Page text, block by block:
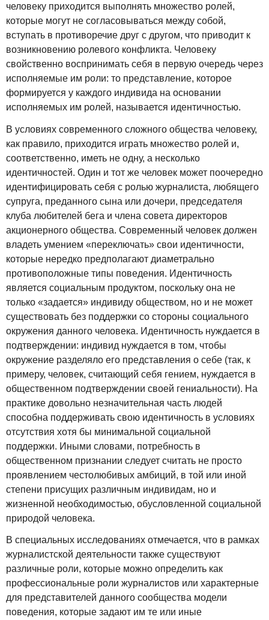
человеку приходится выполнять множество ролей,
которые могут не согласовываться между собой,
вступать в противоречие друг с другом, что приводит к
возникновению ролевого конфликта. Человеку
свойственно воспринимать себя в первую очередь через
исполняемые им роли: то представление, которое
формируется у каждого индивида на основании
исполняемых им ролей, называется идентичностью.
В условиях современного сложного общества человеку,
как правило, приходится играть множество ролей и,
соответственно, иметь не одну, а несколько
идентичностей. Один и тот же человек может поочередно
идентифицировать себя с ролью журналиста, любящего
супруга, преданного сына или дочери, председателя
клуба любителей бега и члена совета директоров
акционерного общества. Современный человек должен
владеть умением «переключать» свои идентичности,
которые нередко предполагают диаметрально
противоположные типы поведения. Идентичность
является социальным продуктом, поскольку она не
только «задается» индивиду обществом, но и не может
существовать без поддержки со стороны социального
окружения данного человека. Идентичность нуждается в
подтверждении: индивид нуждается в том, чтобы
окружение разделяло его представления о себе (так, к
примеру, человек, считающий себя гением, нуждается в
общественном подтверждении своей гениальности). На
практике довольно незначительная часть людей
способна поддерживать свою идентичность в условиях
отсутствия хотя бы минимальной социальной
поддержки. Иными словами, потребность в
общественном признании следует считать не просто
проявлением честолюбивых амбиций, в той или иной
степени присущих различным индивидам, но и
жизненной необходимостью, обусловленной социальной
природой человека.
В специальных исследованиях отмечается, что в рамках
журналистской деятельности также существуют
различные роли, которые можно определить как
профессиональные роли журналистов или характерные
для представителей данного сообщества модели
поведения, которые задают им те или иные